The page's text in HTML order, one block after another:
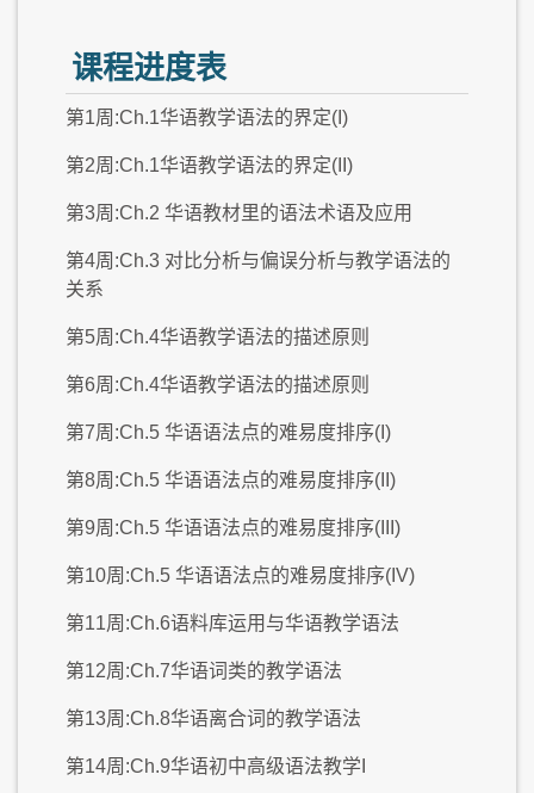
课程进度表
第1周:Ch.1华语教学语法的界定(I)
第2周:Ch.1华语教学语法的界定(II)
第3周:Ch.2 华语教材里的语法术语及应用
第4周:Ch.3 对比分析与偏误分析与教学语法的
关系
第5周:Ch.4华语教学语法的描述原则
第6周:Ch.4华语教学语法的描述原则
第7周:Ch.5 华语语法点的难易度排序(I)
第8周:Ch.5 华语语法点的难易度排序(II)
第9周:Ch.5 华语语法点的难易度排序(III)
第10周:Ch.5 华语语法点的难易度排序(IV)
第11周:Ch.6语料库运用与华语教学语法
第12周:Ch.7华语词类的教学语法
第13周:Ch.8华语离合词的教学语法
第14周:Ch.9华语初中高级语法教学I